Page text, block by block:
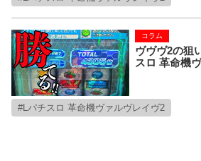
ヴヴヴ2の狙
スロ 革命機
コラム
Lパチスロ 革命機ヴァルヴレイヴ2